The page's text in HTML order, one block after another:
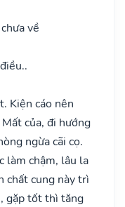
về
Kiện cáo nên
của, đi hướng
ngừa cãi cọ.
làm chậm, lâu la
chất cung này trì
gặp tốt thì tăng